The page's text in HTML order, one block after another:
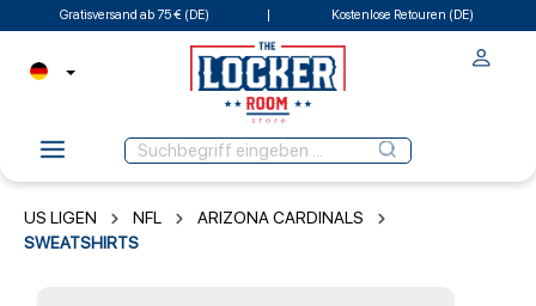
Gratisversand ab 75 € (DE) Kostenlose Retouren (DE)
US LIGEN NFL
ARIZONA CARDINALS
SWEATSHIRTS